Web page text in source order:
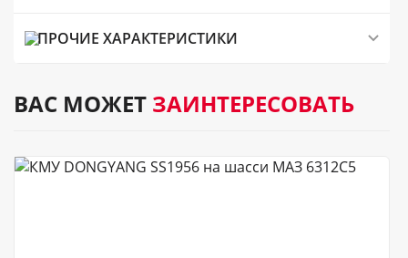
ПРОЧИЕ ХАРАКТЕРИСТИКИ
ВАС МОЖЕТ ЗАИНТЕРЕСОВАТЬ